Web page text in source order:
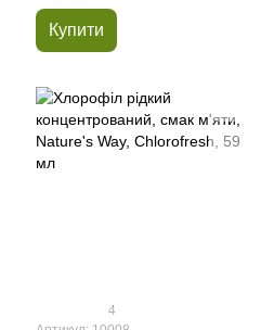
Купити
4